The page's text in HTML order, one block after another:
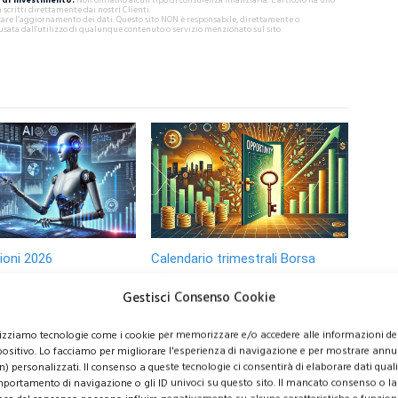
Gestisci Consenso Cookie
tecnologie come i cookie per memorizzare e/o accedere alle informazioni
Lo facciamo per migliorare l'esperienza di navigazione e per mostrare
personalizzati. Il consenso a queste tecnologie ci consentirà di elaborare dati
di navigazione o gli ID univoci su questo sito. Il mancato consenso o la
scritti direttamente dai nostri Clienti.
l’aggiornamento dei dati. Questo sito NON è responsabile, direttamente o
dall'utilizzo di qualunque contenuto o servizio menzionato sul sito
2026
da
nel 2026: titoli
tra intelligenza
energia e difesa
Calendario trimestrali Borsa
Calendario trimestrali
Borsa Italiana: conti in
uscita aprile-maggio 2026